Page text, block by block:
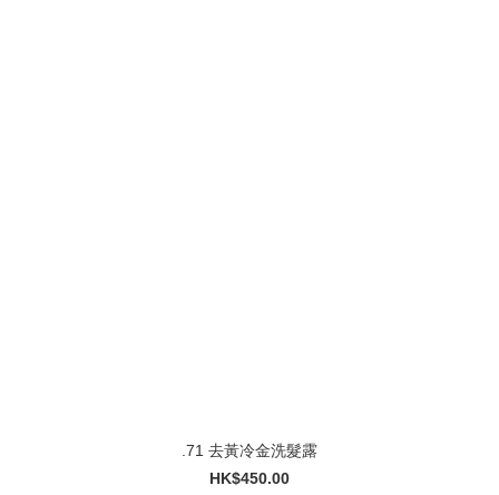
.71 去黃冷金洗髮露
HK$450.00